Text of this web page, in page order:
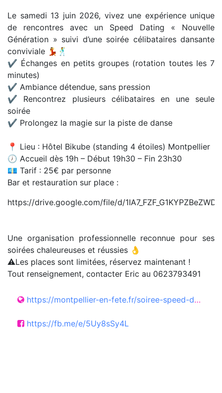
Le samedi 13 juin 2026, vivez une expérience unique
de rencontres avec un Speed Dating « Nouvelle
Génération » suivi d’une soirée célibataires dansante
conviviale 💃🕺
✔ Échanges en petits groupes (rotation toutes les 7
minutes)
✔ Ambiance détendue, sans pression
✔ Rencontrez plusieurs célibataires en une seule
soirée
✔ Prolongez la magie sur la piste de danse
📍 Lieu : Hôtel Bikube (standing 4 étoiles) Montpellier
🕖 Accueil dès 19h – Début 19h30 – Fin 23h30
💶 Tarif : 25€ par personne
Bar et restauration sur place :
https://drive.google.com/file/d/
Une organisation professionnelle reconnue pour ses
soirées chaleureuses et réussies 👌
⚠️Les places sont limitées, réservez maintenant !
Tout renseignement, contacter Eric au 0623793491
https://montpellier-en-fete.fr/soiree-speed-dating-celibataires-45-65-ans-samedi-13-juin-2026-montpellier/
https://fb.me/e/5Uy8sSy4L